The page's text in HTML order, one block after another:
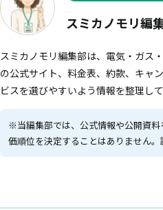
スミカノモリ編
スミカノモリ編集部は、電気・ガス
の公式サイト、料金表、約款、キャ
ビスを選びやすいよう情報を整理して
※当編集部では、公式情報や公開資
価順位を決定することはありません。